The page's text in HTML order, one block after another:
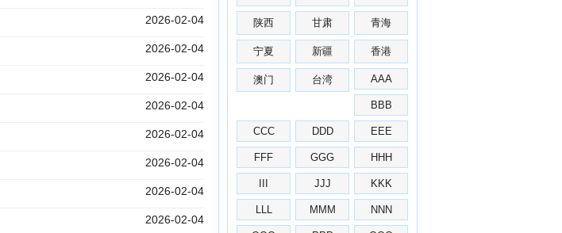
2026-02-04
2026-02-04
2026-02-04
2026-02-04
2026-02-04
2026-02-04
2026-02-04
2026-02-04
陕西 甘肃 青海
宁夏 新疆 香港
澳门 台湾 AAA
BBB
CCC DDD EEE
FFF GGG HHH
JJJ KKK
LLL MMM NNN